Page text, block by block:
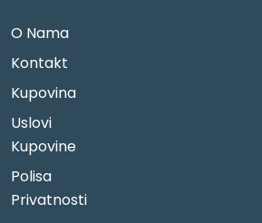
O Nama
Kontakt
Kupovina
Uslovi
Kupovine
Polisa
Privatnosti